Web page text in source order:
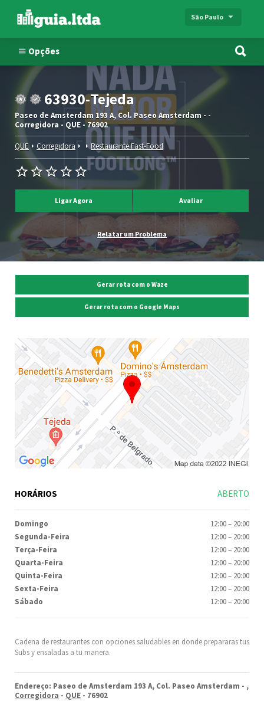
São Paulo
Opções
63930-Tejeda
Paseo de Amsterdam 193 A, Col. Paseo Amsterdam - -
Corregidora - QUE - 76902
QUE Corregidora Restaurante Fast-Food
Ligar Agora Avaliar
Relatar um Problema
Cadena de restaurantes con opciones saludables en donde prepararas tus
Subs y ensaladas a tu manera.
Endereço: Paseo de Amsterdam 193 A, Col. Paseo Amsterdam - ,
Corregidora - QUE - 76902
Gerar rota com o Waze
Gerar rota com o Google Maps
HORÁRIOS ABERTO
Domingo 12:00– 20:00
Segunda-Feira
12:00– 20:00
Terça-Feira
12:00– 20:00
Quarta-Feira
12:00– 20:00
Quinta-Feira
12:00– 20:00
Sexta-Feira
12:00– 20:00
Sábado
12:00– 20:00